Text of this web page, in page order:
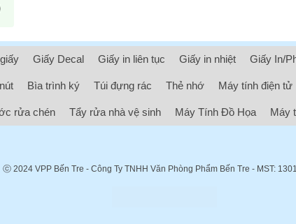
Giấy Decal Giấy in liên tục Giấy in nhiệt Giấy In/
Bìa trình ký Túi đựng rác Thẻ nhớ Máy tính điện tử
rửa chén Tẩy rửa nhà vệ sinh Máy Tính Đồ Họa Máy
ⓒ 2024 VPP Bến Tre - Công Ty TNHH Văn Phòng Phẩm Bến Tre - MST: